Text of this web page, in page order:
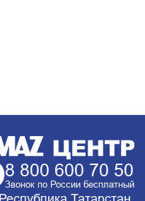
8 800 600 70 50
Звонок по России бесплатный